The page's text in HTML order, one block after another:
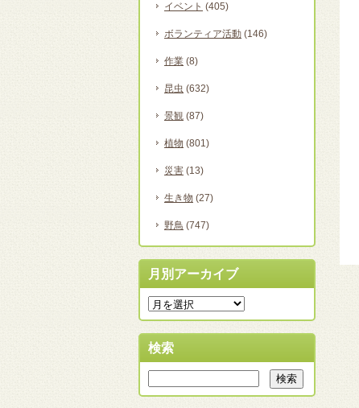
イベント (405)
ボランティア活動 (146)
作業 (8)
昆虫 (632)
景観 (87)
植物 (801)
災害 (13)
生き物 (27)
野鳥 (747)
月別アーカイブ
検索